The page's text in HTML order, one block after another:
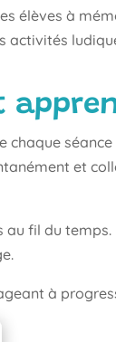
élèves à
activités
chaque
et
fil du temps.
à